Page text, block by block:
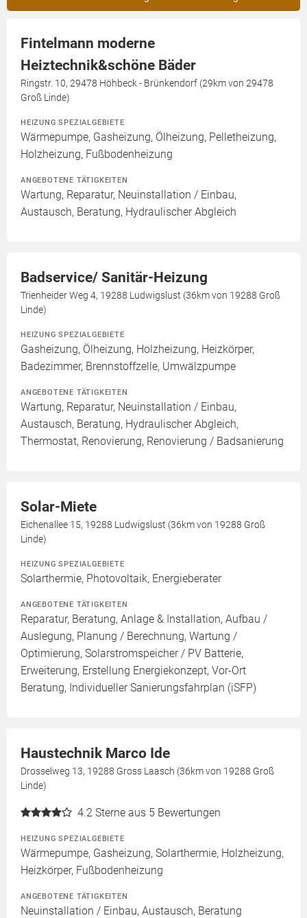
Fintelmann moderne
Heiztechnik&schöne Bäder
Ringstr. 10, 29478 Höhbeck - Brünkendorf (29km von 29478
Groß Linde)
HEIZUNG SPEZIALGEBIETE
Wärmepumpe, Gasheizung, Ölheizung, Pelletheizung,
Holzheizung, Fußbodenheizung
ANGEBOTENE TÄTIGKEITEN
Wartung, Reparatur, Neuinstallation / Einbau,
Austausch, Beratung, Hydraulischer Abgleich
Badservice/ Sanitär-Heizung
Trienheider Weg 4, 19288 Ludwigslust (36km von 19288 Groß
Linde)
HEIZUNG SPEZIALGEBIETE
Gasheizung, Ölheizung, Holzheizung, Heizkörper,
Badezimmer, Brennstoffzelle, Umwälzpumpe
ANGEBOTENE TÄTIGKEITEN
Wartung, Reparatur, Neuinstallation / Einbau,
Austausch, Beratung, Hydraulischer Abgleich,
Thermostat, Renovierung, Renovierung / Badsanierung
Solar-Miete
Eichenallee 15, 19288 Ludwigslust (36km von 19288 Groß
Linde)
HEIZUNG SPEZIALGEBIETE
Solarthermie, Photovoltaik, Energieberater
ANGEBOTENE TÄTIGKEITEN
Reparatur, Beratung, Anlage & Installation, Aufbau /
Auslegung, Planung / Berechnung, Wartung /
Optimierung, Solarstromspeicher / PV Batterie,
Erweiterung, Erstellung Energiekonzept, Vor-Ort
Beratung, Individueller Sanierungsfahrplan (iSFP)
Haustechnik Marco Ide
Drosselweg 13, 19288 Gross Laasch (36km von 19288 Groß
Linde)
4.2 Sterne aus 5 Bewertungen
HEIZUNG SPEZIALGEBIETE
Wärmepumpe, Gasheizung, Solarthermie, Holzheizung,
Heizkörper, Fußbodenheizung
ANGEBOTENE TÄTIGKEITEN
Neuinstallation / Einbau, Austausch, Beratung